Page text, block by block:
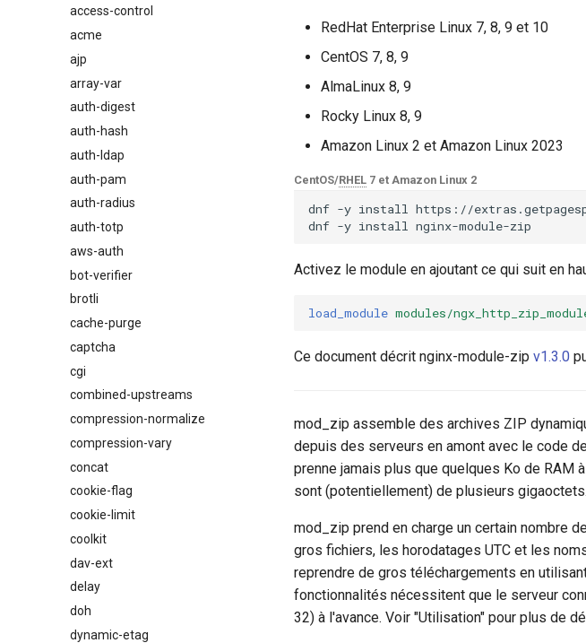
$bot_producer
$browser_engine
$browser_name
$browser_version
$device_brand
$device_json
$device_model
$device_type
$is_ai_crawler
$is_bot
$is_console
$is_desktop
$is_mobile
$is_tablet
$is_wearable
$os_family
$os_name
$os_version
Related
geoip2
geoip2_proxy
Troubleshooting
Related
access-control
acme
ajp
array-var
auth-digest
auth-hash
auth-ldap
auth-pam
auth-radius
auth-totp
aws-auth
bot-verifier
brotli
cache-purge
captcha
cgi
combined-upstreams
compression-normalize
compression-vary
concat
cookie-flag
cookie-limit
coolkit
dav-ext
delay
doh
dynamic-etag
RedHat Enterprise Linux 7, 8, 9 et 10
CentOS 7, 8, 9
AlmaLinux 8, 9
Rocky Linux 8, 9
Amazon Linux 2 et Amazon Linux 2023
CentOS/RHEL 7 et Amazon Linux 2
dnf -y install
https://
dnf -y install
Activez le module en ajoutant ce qui suit en
load_module modules/
Ce document décrit nginx-module-zip v1.3.0
mod_zip assemble des archives ZIP
depuis des serveurs en amont avec le code
prenne jamais plus que quelques Ko de
sont (potentiellement) de plusieurs gigaoctets.
mod_zip prend en charge un certain nombre
gros fichiers, les horodatages UTC et les
reprendre de gros téléchargements en
fonctionnalités nécessitent que le serveur
32) à l'avance. Voir "Utilisation" pour plus de